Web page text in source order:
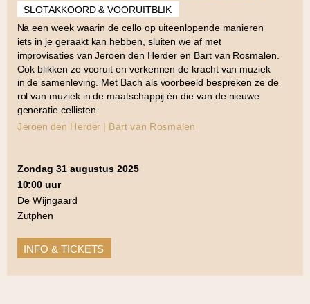
SLOTAKKOORD & VOORUITBLIK
Na een week waarin de cello op uiteenlopende manieren
iets in je geraakt kan hebben, sluiten we af met
improvisaties van Jeroen den Herder en Bart van Rosmalen.
Ook blikken ze vooruit en verkennen de kracht van muziek
in de samenleving. Met Bach als voorbeeld bespreken ze de
rol van muziek in de maatschappij én die van de nieuwe
generatie cellisten.
Jeroen den Herder | Bart van Rosmalen
zondag 31 augustus 2025
10:00 uur
De Wijngaard
Zutphen
INFO & TICKETS